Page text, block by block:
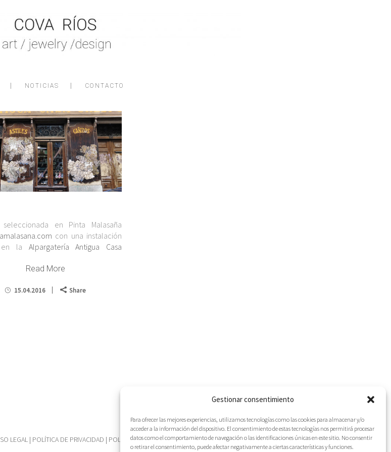
Gestionar consentimiento
Para ofrecer las mejores experiencias, utilizamos tecnologías como las cookies para almacenar y/o
acceder a la información del dispositivo. El consentimiento de estas tecnologías nos permitirá procesar
datos como el comportamiento de navegación o las identificaciones únicas en este sitio. No consentir
o retirar el consentimiento, puede afectar negativamente a ciertas características y funciones.
NOTICIAS CONTACTO
en Pinta Malasaña
con una instalación
en la Alpargatería Antigua Casa
Read More
15.04.2016 Share
LEGAL | POLÍTICA DE PRIVACIDAD | POLÍTICA DE COOKIES